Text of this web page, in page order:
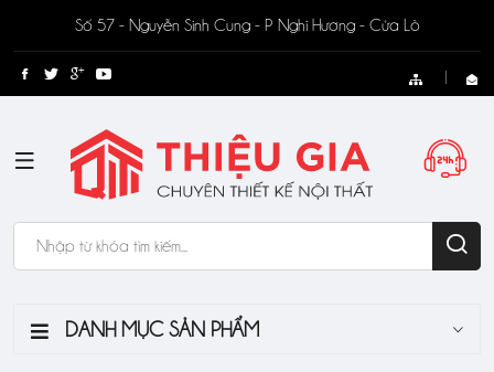
Số 57 - Nguyễn Sinh Cung - P Nghi Hương - Cửa Lò
DANH MỤC SẢN PHẨM